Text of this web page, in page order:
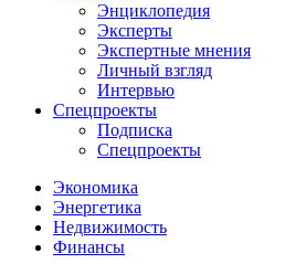
Энциклопедия
Эксперты
Экспертные мнения
Личный взгляд
Интервью
Спецпроекты
Подписка
Спецпроекты
Экономика
Энергетика
Недвижимость
Финансы